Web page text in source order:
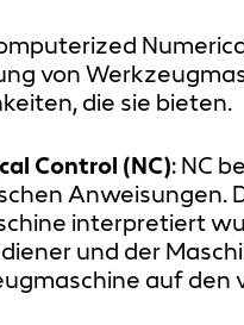
von
die sie bieten.
Control (NC): NC
Anweisungen.
interpretiert
und der
auf den